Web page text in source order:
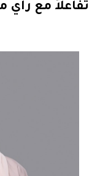
تفاعلاً مع